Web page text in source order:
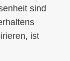
sind
ist